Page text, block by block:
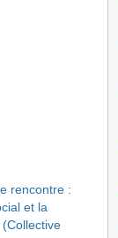
rencontre :
et la